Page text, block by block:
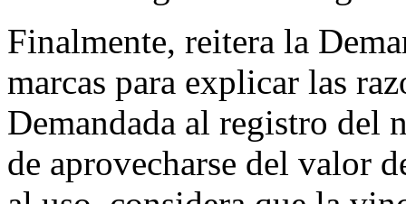
Finalmente, reitera la
marcas para explicar las
Demandada al registro del
de aprovecharse del valor